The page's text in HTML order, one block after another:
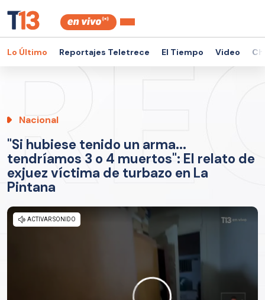
Lo Último Reportajes Teletrece El Tiempo Video
Nacional
"Si hubiese tenido un arma...
tendríamos 3 o 4 muertos": El relato de
exjuez víctima de turbazo en La
Pintana